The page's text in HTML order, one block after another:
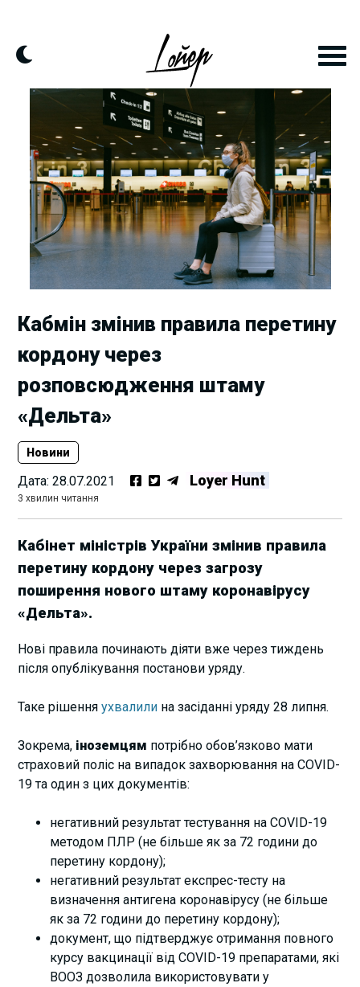
content
Кабмін змінив правила перетину
кордону через
розповсюдження штаму
«Дельта»
Новини
Дата:28.07.2021 Loyer Hunt
3 хвилин читання
Кабінет міністрів України змінив правила
перетину кордону через загрозу
поширення нового штаму коронавірусу
«Дельта».
Нові правила починають діяти вже через тиждень
після опублікування постанови уряду.
Таке рішенняухвалили на засіданні уряду 28 липня.
Зокрема, іноземцям потрібно обов’язково мати
страховий поліс на випадок захворювання на COVID-
19 та один з цих документів:
негативний результат тестування на COVID-19
методом ПЛР (не більше як за 72 години до
перетину кордону);
негативний результат експрес-тесту на
визначення антигена коронавірусу (не більше
як за 72 години до перетину кордону);
документ, що підтверджує отримання повного
курсу вакцинації від COVID-19 препаратами, які
ВООЗ дозволила використовувати у